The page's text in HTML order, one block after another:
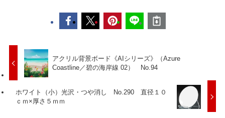
アクリル背景ボード《AIシリーズ》（Azure
Coastline／碧の海岸線 02） No.94
ホワイト（小）光沢・つや消し No.290 直径１０
ｃｍ×厚さ５ｍｍ